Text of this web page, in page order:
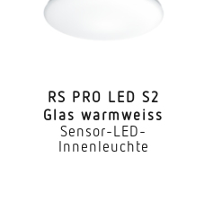
RS PRO LED S2
Glas warmweiss
Sensor-LED-
Innenleuchte